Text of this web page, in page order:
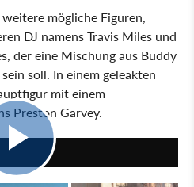
mögliche Figuren,
DJ namens Travis Miles und
der eine Mischung aus Buddy
soll. In einem geleakten
mit einem
Preston Garvey.